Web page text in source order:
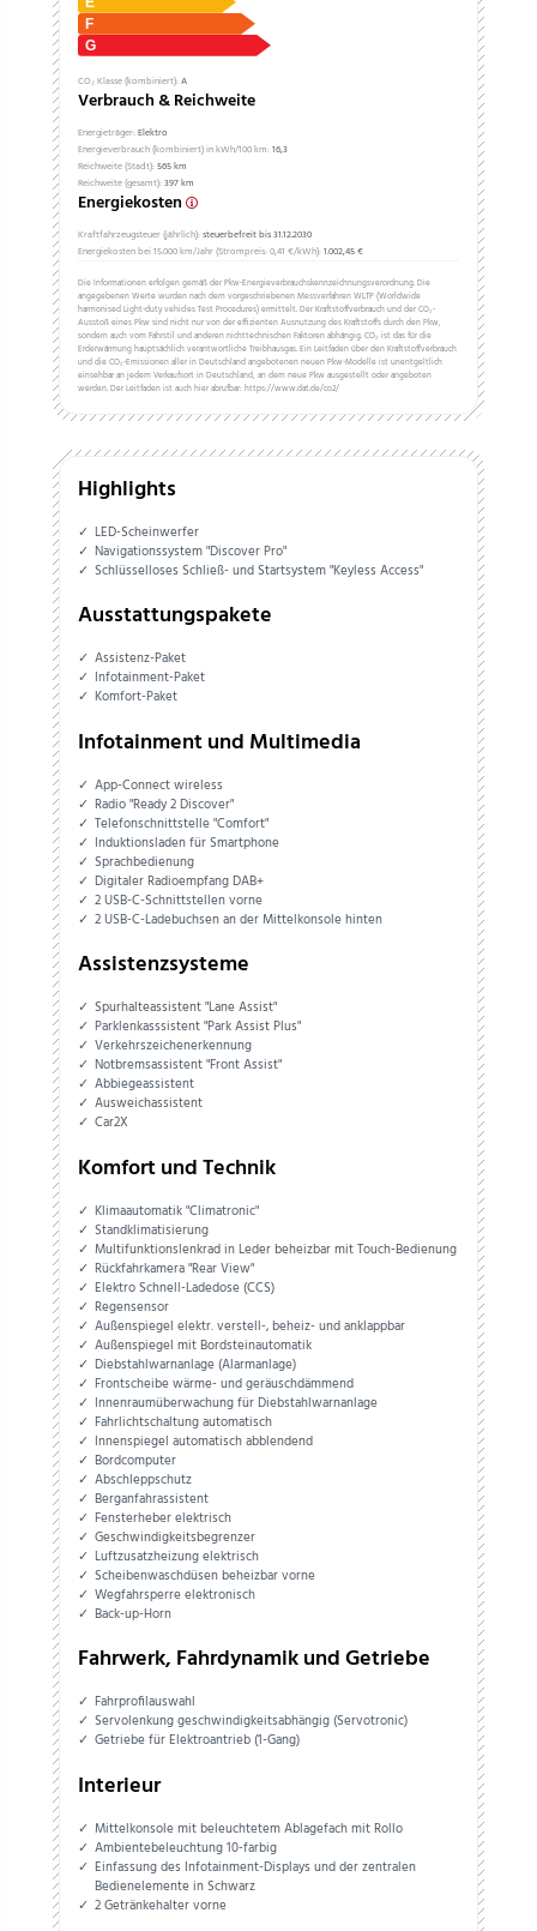
CO₂ Klasse (kombiniert):A
Verbrauch & Reichweite
Energieträger:Elektro
Energieverbrauch (kombiniert) in kWh/100 km:16,3
Reichweite (Stadt):565 km
Reichweite (gesamt):397 km
Energiekosten
Kraftfahrzeugsteuer (jährlich):steuerbefreit bis 31.12.2030
Energiekosten bei 15.000 km/Jahr (Strompreis:0,41 €/kWh):1.002,45 €
Die Informationen erfolgen gemäß der Pkw-Energieverbrauchskennzeichnungsverordnung. Die
angegebenen Werte wurden nach dem vorgeschriebenen Messverfahren WLTP (Worldwide
harmonised Light-duty vehicles Test Procedures) ermittelt. Der Kraftstoffverbrauch und der CO₂-
Ausstoß eines Pkw sind nicht nur von der effizienten Ausnutzung des Kraftstoffs durch den Pkw,
sondern auch vom Fahrstil und anderen nichttechnischen Faktoren abhängig. CO₂ ist das für die
Erderwärmung hauptsächlich verantwortliche Treibhausgas. Ein Leitfaden über den Kraftstoffverbrauch
und die CO₂-Emissionen aller in Deutschland angebotenen neuen Pkw-Modelle ist unentgeltlich
einsehbar an jedem Verkaufsort in Deutschland, an dem neue Pkw ausgestellt oder angeboten
werden. Der Leitfaden ist auch hier abrufbar: https://www.dat.de/co2/
Highlights
LED-Scheinwerfer
Navigationssystem "Discover Pro"
Schlüsselloses Schließ- und Startsystem "Keyless Access"
Ausstattungspakete
Assistenz-Paket
Infotainment-Paket
Komfort-Paket
Infotainment und Multimedia
App-Connect wireless
Radio "Ready 2 Discover"
Telefonschnittstelle "Comfort"
Induktionsladen für Smartphone
Sprachbedienung
Digitaler Radioempfang DAB+
2 USB-C-Schnittstellen vorne
2 USB-C-Ladebuchsen an der Mittelkonsole hinten
Assistenzsysteme
Spurhalteassistent "Lane Assist"
Parklenkasssistent "Park Assist Plus"
Verkehrszeichenerkennung
Notbremsassistent "Front Assist"
Abbiegeassistent
Ausweichassistent
Car2X
Komfort und Technik
Klimaautomatik "Climatronic"
Standklimatisierung
Multifunktionslenkrad in Leder beheizbar mit Touch-Bedienung
Rückfahrkamera "Rear View"
Elektro Schnell-Ladedose (CCS)
Regensensor
Außenspiegel elektr. verstell-, beheiz- und anklappbar
Außenspiegel mit Bordsteinautomatik
Diebstahlwarnanlage (Alarmanlage)
Frontscheibe wärme- und geräuschdämmend
Innenraumüberwachung für Diebstahlwarnanlage
Fahrlichtschaltung automatisch
Innenspiegel automatisch abblendend
Bordcomputer
Abschleppschutz
Berganfahrassistent
Fensterheber elektrisch
Geschwindigkeitsbegrenzer
Luftzusatzheizung elektrisch
Scheibenwaschdüsen beheizbar vorne
Wegfahrsperre elektronisch
Back-up-Horn
Fahrwerk, Fahrdynamik und Getriebe
Fahrprofilauswahl
Servolenkung geschwindigkeitsabhängig (Servotronic)
Getriebe für Elektroantrieb (1-Gang)
Interieur
Mittelkonsole mit beleuchtetem Ablagefach mit Rollo
Ambientebeleuchtung 10-farbig
Einfassung des Infotainment-Displays und der zentralen
Bedienelemente in Schwarz
2 Getränkehalter vorne